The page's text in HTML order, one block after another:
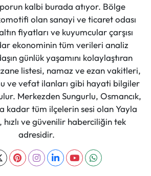
kalbi burada atıyor. Bölge
olan sanayi ve ticaret odası
fiyatları ve kuyumcular çarşısı
ekonominin tüm verileri analiz
günlük yaşamını kolaylaştıran
listesi, namaz ve ezan vakitleri,
ve vefat ilanları gibi hayati bilgiler
Merkezden Sungurlu, Osmancık,
kadar tüm ilçelerin sesi olan Yayla
ve güvenilir haberciliğin tek
adresidir.